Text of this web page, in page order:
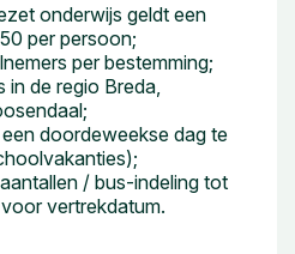
onderwijs geldt een
per persoon;
per bestemming;
in de regio Breda,
doordeweekse dag te
/ bus-indeling tot
vertrekdatum.